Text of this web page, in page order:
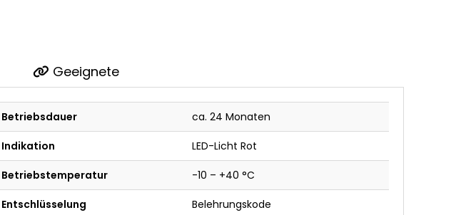
Geeignete
Betriebsdauer ca. 24 Monaten
Indikation LED-Licht Rot
Betriebstemperatur -10 – +40 °C
Entschlüsselung Belehrungskode